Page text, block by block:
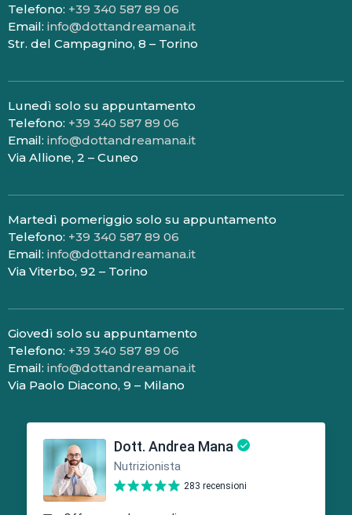
Telefono: +39 340 587 89 06
Email: info@dottandreamana.it
Str. del Campagnino, 8 – Torino
Lunedì solo su appuntamento
Telefono: +39 340 587 89 06
Email: info@dottandreamana.it
Via Allione, 2 – Cuneo
Martedì pomeriggio solo su appuntamento
Telefono: +39 340 587 89 06
Email: info@dottandreamana.it
Via Viterbo, 92 – Torino
Giovedì solo su appuntamento
Telefono: +39 340 587 89 06
Email: info@dottandreamana.it
Via Paolo Diacono, 9 – Milano